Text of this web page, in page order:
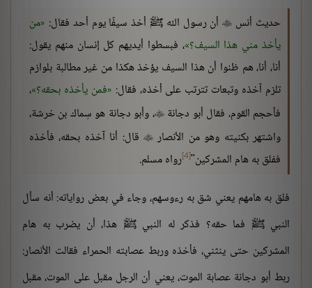
حديث أنس أن رسول الله ﷺ أخذ سيفًا يوم أحد فقال: من
يأخذ مني هذا السيف؟ ، فبسطوا أيديهم كل إنسان منهم يقول:
أنا، أنا، هم ظنوا أن هذا السيف يؤخذ هكذا من غير مطالبة بلوازم
تلزم آخذه وتبعات تترتب على أخذه، فقال: فمن يأخذه بحقه؟ ،
فأحجم القوم، فقال أبو دجانة، وأبو دجانة هو سِماك بن خرشة،
واشتهر بكنيته وهو من الأنصار  قال: أنا آخذه بحقه، فأخذه
ففلق به هام المشركين"[4] رواه مسلم.
فلق به هامهم يعني شق به رءوسهم، وجاء في بعض رواياته: أنه سأل
النبي ﷺ فما حقه؟ فذكر له النبي ﷺ هذا، أن يضرب به هام
المشركين حتى ينثني، فأخذه وربط عصابته الحمراء فقالت الأنصار:
ربط أبو دجانة عصابة الموت، يعني أن الرجل مقبل على الموت، مقبل